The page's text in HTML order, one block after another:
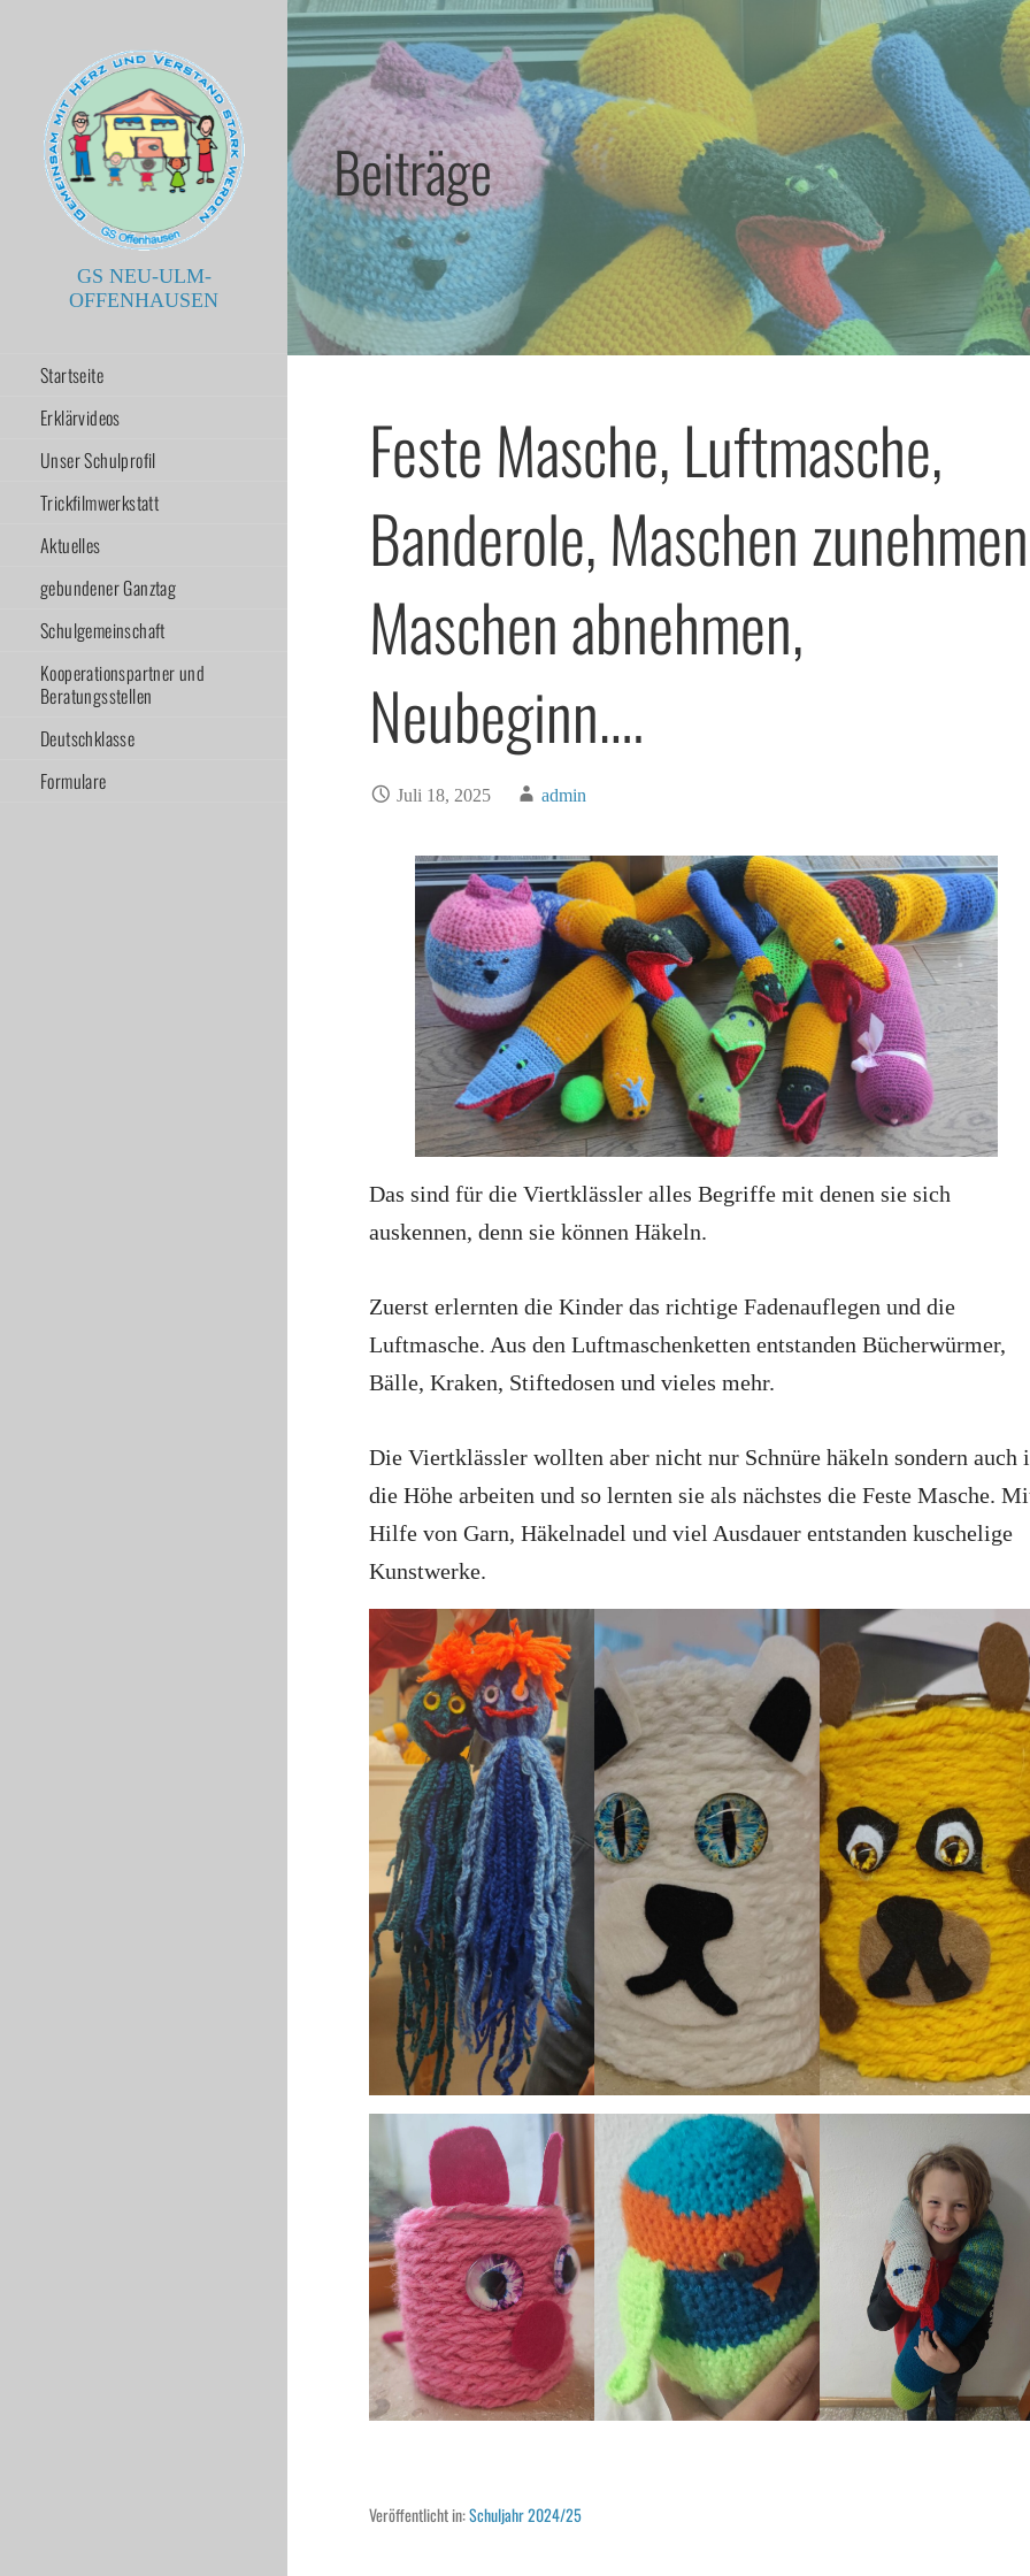
Zum
Inhalt
springen
GS NEU-ULM-
OFFENHAUSEN
Startseite
Erklärvideos
Unser Schulprofil
Trickfilmwerkstatt
Aktuelles
gebundener Ganztag
Schulgemeinschaft
Kooperationspartner und
Beratungsstellen
Deutschklasse
Formulare
Beiträge
Feste Masche, Luftmasche,
Banderole, Maschen
Maschen abnehmen,
Neubeginn….
Juli 18, 2025 admin
Das sind für die Viertklässler alles Begriffe mit denen sie sich
auskennen, denn sie können Häkeln.
Zuerst erlernten die Kinder das richtige Fadenauflegen und die
Luftmasche. Aus den Luftmaschenketten entstanden Bücherwürmer,
Bälle, Kraken, Stiftedosen und vieles mehr.
Die Viertklässler wollten aber nicht nur Schnüre häkeln sondern auch
die Höhe arbeiten und so lernten sie als nächstes die Feste Masche.
Hilfe von Garn, Häkelnadel und viel Ausdauer entstanden kuschelige
Kunstwerke.
Veröffentlicht in:Schuljahr 2024/25